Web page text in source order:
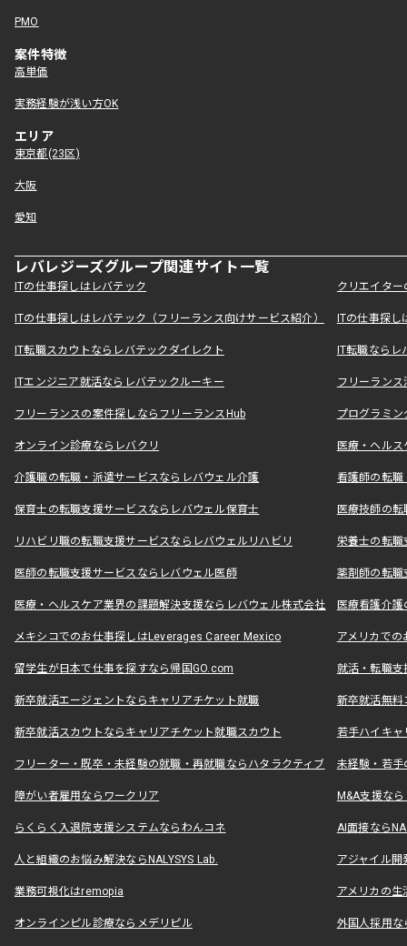
PMO
案件特徴
高単価
実務経験が浅い方OK
エリア
東京都(23区)
大阪
愛知
レバレジーズグループ関連サイト一覧
ITの仕事探しはレバテック クリエイタ
ITの仕事探しはレバテック（フリーランス向けサービス紹介） ITの仕事探
IT転職スカウトならレバテックダイレクト IT転職なら
ITエンジニア就活ならレバテックルーキー フリーラン
フリーランスの案件探しならフリーランスHub プログラミ
オンライン診療ならレバクリ 医療・ヘル
介護職の転職・派遣サービスならレバウェル介護 看護師の転
保育士の転職支援サービスならレバウェル保育士 医療技師の
リハビリ職の転職支援サービスならレバウェルリハビリ 栄養士の転
医師の転職支援サービスならレバウェル医師 薬剤師の転
医療・ヘルスケア業界の課題解決支援ならレバウェル株式会社 医療看護介
メキシコでのお仕事探しはLeverages Career Mexico アメリカで
留学生が日本で仕事を探すなら帰国GO.com 就活・転職
新卒就活エージェントならキャリアチケット就職 新卒就活無料
新卒就活スカウトならキャリアチケット就職スカウト 若手ハイキ
フリーター・既卒・未経験の就職・再就職ならハタラクティブ 未経験・若手
障がい者雇用ならワークリア M&A支援な
らくらく入退院支援システムならわんコネ AI面接なら
人と組織のお悩み解決ならNALYSYS Lab. アジャイル
業務可視化はremopia アメリカの
オンラインピル診療ならメデリピル 外国人採用